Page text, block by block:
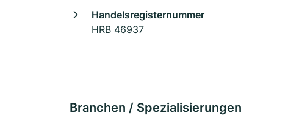
Handelsregisternummer
HRB 46937
Branchen / Spezialisierungen